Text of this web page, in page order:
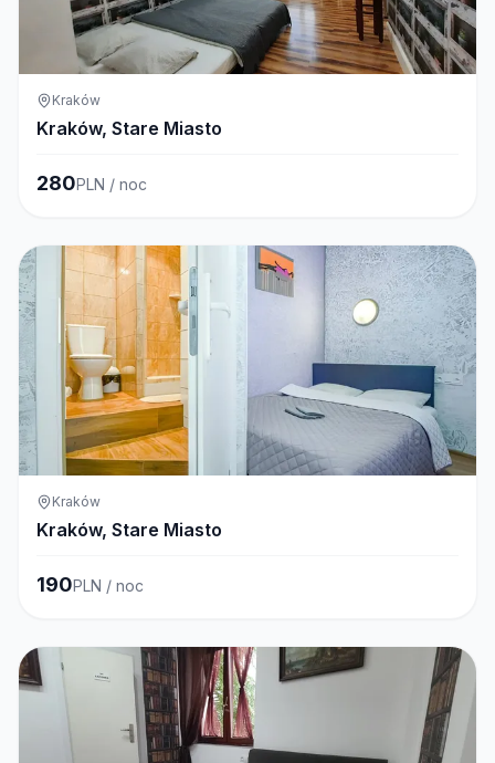
Kraków
Kraków, Stare Miasto
280PLN / noc
Kraków
Kraków, Stare Miasto
190PLN / noc